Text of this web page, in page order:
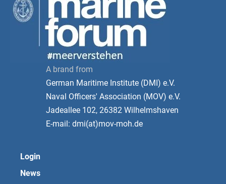
A brand from
German Maritime Institute (DMI) e.V.
Naval Officers' Association (MOV) e.V.
Jadeallee 102, 26382 Wilhelmshaven
E-mail: dmi(at)mov-moh.de
Login
News